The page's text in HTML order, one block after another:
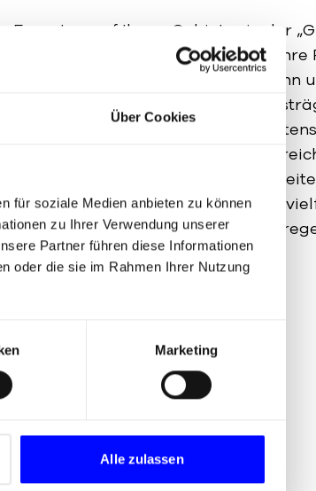
Über Cookies
für soziale Medien anbieten zu können
zu Ihrer Verwendung unserer
Partner führen diese Informationen
oder die sie im Rahmen Ihrer Nutzung
Marketing
Alle zulassen
Experten auf Ihrem Gebiet, wie der
girl Silja Kinast“. Dabei sind ihre
mit B2C-Influencern. Aber wenn
Fans die richtigen
oder Marke bei ihnen
auch Nischen-Zielgruppen
ansprechen kann. Die
im B2B-Bereich sind dabei
eines Posts bis zu einer
möglich.